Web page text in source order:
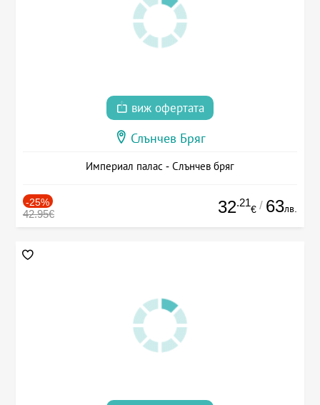
виж офертата
Слънчев Бряг
Империал палас - Слънчев бряг
-25%
42.95€ 32.21
€ / 63лв.